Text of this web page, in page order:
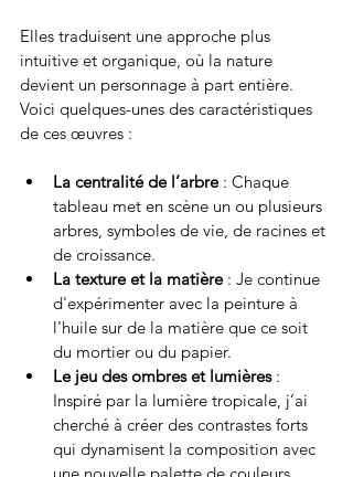
Elles traduisent une approche plus
intuitive et organique, où la nature
devient un personnage à part entière.
Voici quelques-unes des caractéristiques
de ces œuvres :
La centralité de l’arbre : Chaque
tableau met en scène un ou plusieurs
arbres, symboles de vie, de racines et
de croissance.
La texture et la matière : Je continue
d'expérimenter avec la peinture à
l'huile sur de la matière que ce soit
du mortier ou du papier.
Le jeu des ombres et lumières :
Inspiré par la lumière tropicale, j’ai
cherché à créer des contrastes forts
qui dynamisent la composition avec